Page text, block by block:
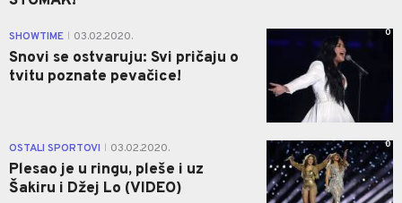
SHOWTIME 03.02.2020.
Snovi se ostvaruju: Svi pričaju o
tvitu poznate pevačice!
0
OSTALI SPORTOVI 03.02.2020.
Plesao je u ringu, pleše i uz
Šakiru i Džej Lo (VIDEO)
0